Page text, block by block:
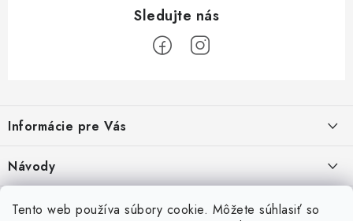
Tento web používa súbory cookie. Môžete súhlasiť so
p
ä
t
Informácie pre Vás
Návody
10.9.2024
Overené zákazníkmi